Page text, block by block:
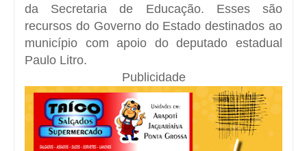
da Secretaria de Educação. Esses são
recursos do Governo do Estado destinados ao
município com apoio do deputado estadual
Paulo Litro.
Publicidade